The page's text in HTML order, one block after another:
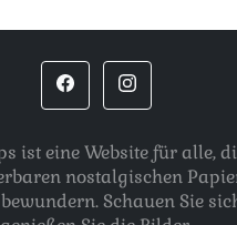
ist eine Website für alle,
nostalgischen
Schauen Sie